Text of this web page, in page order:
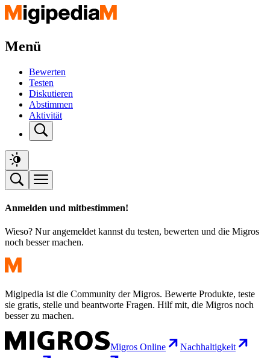
Menü
Bewerten
Testen
Diskutieren
Abstimmen
Aktivität
Anmelden und mitbestimmen!
Wieso? Nur angemeldet kannst du testen, bewerten und die Migros
noch besser machen.
Migipedia ist die Community der Migros. Bewerte Produkte, teste
sie gratis, stelle und beantworte Fragen. Hilf mit, die Migros noch
besser zu machen.
Migros Online
Nachhaltigkeit